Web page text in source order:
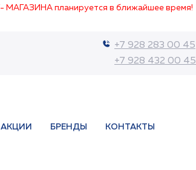
планируется в ближайшее время!
+7 928 283 00 45
+7 928 432 00 45
АКЦИИ БРЕНДЫ КОНТАКТЫ